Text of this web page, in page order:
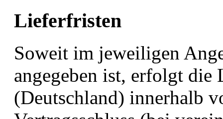
Lieferfristen
Soweit im jeweiligen
angegeben ist, erfolgt
(Deutschland) innerhalb